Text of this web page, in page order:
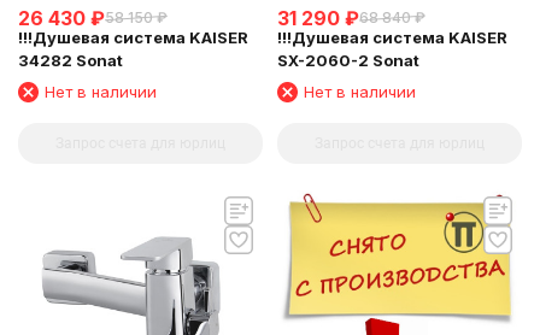
26 430 ₽58 150 ₽
!!!Душевая система KAISER
34282 Sonat
Нет в наличии
31 290 ₽68 840 ₽
!!!Душевая система KAISER
SX-2060-2 Sonat
Нет в наличии